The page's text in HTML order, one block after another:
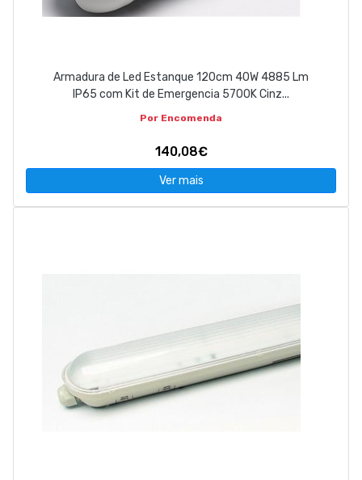
Armadura de Led Estanque 120cm 40W 4885 Lm
IP65 com Kit de Emergencia 5700K Cinz...
Por Encomenda
140,08€
Ver mais